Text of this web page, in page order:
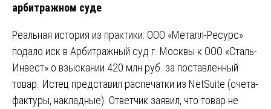
арбитражном суде
Реальная история из практики: ООО «Металл-Ресурс»
подало иск в Арбитражный суд г. Москвы к ООО «Сталь-
Инвест» о взыскании 420 млн руб. за поставленный
товар. Истец представил распечатки из NetSuite (счета-
фактуры, накладные). Ответчик заявил, что товар не